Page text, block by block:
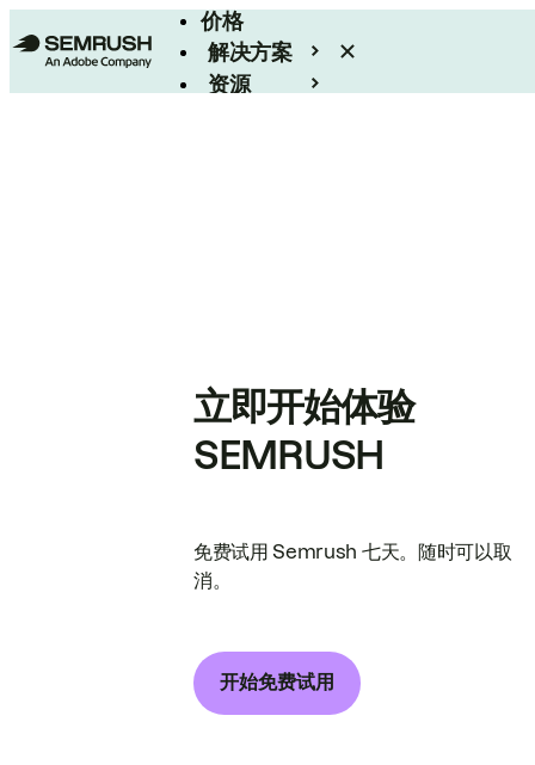
价格
解决方案
资源
立即开始体验
SEMRUSH
免费试用 Semrush 七天。随时可以取
消。
开始免费试用